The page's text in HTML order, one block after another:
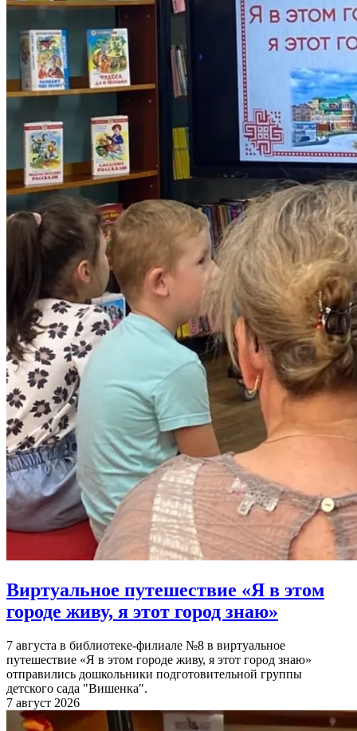
Виртуальное путешествие «Я в этом
городе живу, я этот город знаю»
7 августа в библиотеке-филиале №8 в виртуальное
путешествие «Я в этом городе живу, я этот город знаю»
отправились дошкольники подготовительной группы
детского сада "Вишенка".
7 август 2026